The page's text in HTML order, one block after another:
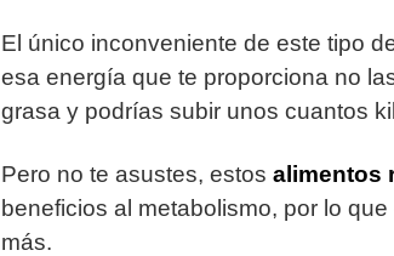
El único inconveniente de este tipo
esa energía que te proporciona no
grasa y podrías subir unos cuantos
Pero no te asustes, estos alimentos
beneficios al metabolismo, por lo
más.